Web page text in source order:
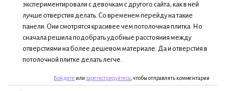
экспериментировали с девочкам с другого сайта, как в ней
лучше отверстия делать. Со временем перейду на такие
панели. Они смотрятся красивее чем потолочная плитка. Но
сначала решила подобрать удобные расстояния между
отверстиями на более дешевом материале. Да и отверстия в
потолочной плитке делать легче.
Войдите или зарегистрируйтесь , чтобы отправлять комментарии